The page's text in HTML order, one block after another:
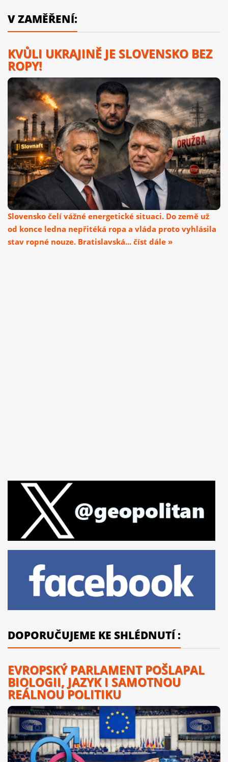
V ZAMĚŘENÍ:
KVŮLI UKRAJINĚ JE SLOVENSKO BEZ
ROPY!
Slovensko čelí vážné energetické situaci. Do země už
od konce ledna nepřitéká ropa a vláda proto vyhlásila
stav ropné nouze. Bratislavská... číst dále »
DOPORUČUJEME KE SHLÉDNUTÍ :
EVROPSKÝ PARLAMENT POŠLAPAL
BIOLOGII, JAZYK I SAMOTNOU
REÁLNOU POLITIKU